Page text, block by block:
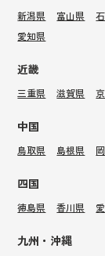
新潟県 富山県
愛知県
近畿
三重県 滋賀県
中国
鳥取県 島根県
四国
徳島県 香川県
九州・沖縄